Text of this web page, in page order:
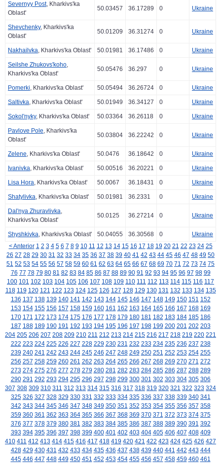
Severnyy Post, Kharkivs'ka
Oblast'
50.03457 36.17289 0 Ukraine
Shevchenky, Kharkivs'ka
Oblast'
50.01209 36.31274 0 Ukraine
Nakhailvka, Kharkivs'ka Oblast' 50.01981 36.17486 0 Ukraine
Seilshe Zhukovs'koho,
Kharkivs'ka Oblast'
50.05476 36.297 0 Ukraine
Pomerki, Kharkivs'ka Oblast' 50.05494 36.26724 0 Ukraine
Saltivka, Kharkivs'ka Oblast' 50.01949 36.34127 0 Ukraine
Sokol'nyky, Kharkivs'ka Oblast' 50.03364 36.26118 0 Ukraine
Pavlove Pole, Kharkivs'ka
Oblast'
50.03804 36.22242 0 Ukraine
Zelene, Kharkivs'ka Oblast' 50.0476 36.18642 0 Ukraine
Ivanivka, Kharkivs'ka Oblast' 50.00516 36.20221 0 Ukraine
Lisa Hora, Kharkivs'ka Oblast' 50.0067 36.18431 0 Ukraine
Shatylivka, Kharkivs'ka Oblast' 50.01981 36.2331 0 Ukraine
Dal'nya Zhuravlivka,
Kharkivs'ka Oblast'
50.0125 36.27214 0 Ukraine
Shyshkivka, Kharkivs'ka Oblast' 50.04055 36.30568 0
Ukraine
< Anterior 1 2 3 4 5 6 7 8 9 10 11 12 13 14 15 16 17 18 19 20 21 22 23 24 25
26 27 28 29 30 31 32 33 34 35 36 37 38 39 40 41 42 43 44 45 46 47 48 49 50
51 52 53 54 55 56 57 58 59 60 61 62 63 64 65 66 67 68 69 70 71 72 73 74 75
76 77 78 79 80 81 82 83 84 85 86 87 88 89 90 91 92 93 94 95 96 97 98 99
100 101 102 103 104 105 106 107 108 109 110 111 112 113 114 115 116 117
118 119 120 121 122 123 124 125 126 127 128 129 130 131 132 133 134 135
136 137 138 139 140 141 142 143 144 145 146 147 148 149 150 151 152
153 154 155 156 157 158 159 160 161 162 163 164 165 166 167 168 169
170 171 172 173 174 175 176 177 178 179 180 181 182 183 184 185 186
187 188 189 190 191 192 193 194 195 196 197 198 199 200 201 202 203
204 205 206 207 208 209 210 211 212 213 214 215 216 217 218 219 220 221
222 223 224 225 226 227 228 229 230 231 232 233 234 235 236 237 238
239 240 241 242 243 244 245 246 247 248 249 250 251 252 253 254 255
256 257 258 259 260 261 262 263 264 265 266 267 268 269 270 271 272
273 274 275 276 277 278 279 280 281 282 283 284 285 286 287 288 289
290 291 292 293 294 295 296 297 298 299 300 301 302 303 304 305 306
307 308 309 310 311 312 313 314 315 316 317 318 319 320 321 322 323 324
325 326 327 328 329 330 331 332 333 334 335 336 337 338 339 340 341
342 343 344 345 346 347 348 349 350 351 352 353 354 355 356 357 358
359 360 361 362 363 364 365 366 367 368 369 370 371 372 373 374 375
376 377 378 379 380 381 382 383 384 385 386 387 388 389 390 391 392
393 394 395 396 397 398 399 400 401 402 403 404 405 406 407 408 409
410 411 412 413 414 415 416 417 418 419 420 421 422 423 424 425 426 427
428 429 430 431 432 433 434 435 436 437 438 439 440 441 442 443 444
445 446 447 448 449 450 451 452 453 454 455 456 457 458 459 460 461